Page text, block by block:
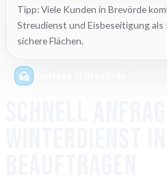
Tipp: Viele Kunden in Brevörde
Streudienst und Eisbeseitigung als
sichere Flächen.